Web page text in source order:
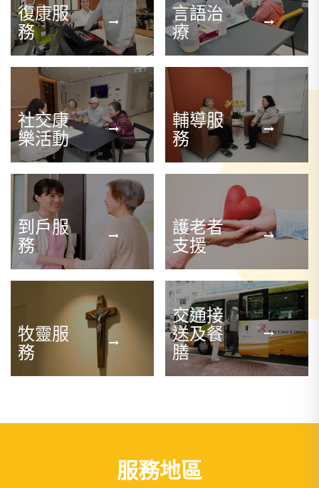
復康服
務
言語治
療
社交康
樂活動
輔導服
務
到戶服
務
護老者
支援
牧靈服
務
交通接
送及餐
膳
服務地區